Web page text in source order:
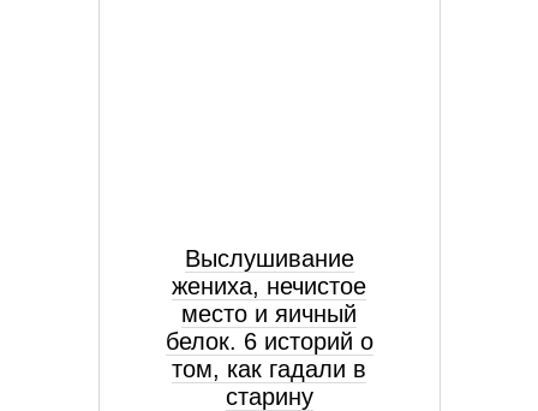
Выслушивание
жениха, нечистое
место и яичный
белок. 6 историй о
том, как гадали в
старину